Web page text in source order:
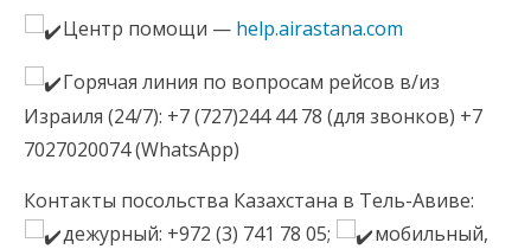
Центр помощи — help.airastana.com
Горячая линия по вопросам рейсов в/из
Израиля (24/7): +7 (727)244 44 78 (для звонков) +7
7027020074 (WhatsApp)
Контакты посольства Казахстана в Тель-Авиве:
дежурный: +972 (3) 741 78 05;
мобильный,